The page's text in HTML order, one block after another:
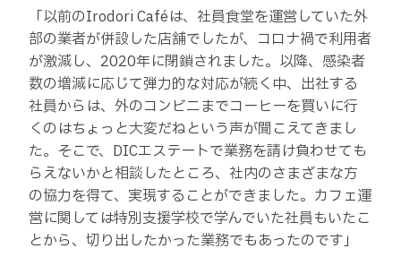
「以前のIrodori Caféは、社員食堂を運営していた外
部の業者が併設した店舗でしたが、コロナ禍で利用者
が激減し、2020年に閉鎖されました。以降、感染者
数の増減に応じて弾力的な対応が続く中、出社する
社員からは、外のコンビニまでコーヒーを買いに行
くのはちょっと大変だねという声が聞こえてきまし
た。そこで、DICエステートで業務を請け負わせても
らえないかと相談したところ、社内のさまざまな方
の協力を得て、実現することができました。カフェ運
営に関しては特別支援学校で学んでいた社員もいたこ
とから、切り出したかった業務でもあったのです」